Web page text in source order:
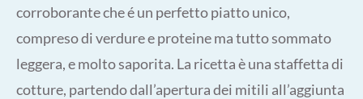
corroborante che é un perfetto piatto unico,
compreso di verdure e proteine ma tutto sommato
leggera, e molto saporita. La ricetta è una staffetta di
cotture, partendo dall’apertura dei mitili all’aggiunta